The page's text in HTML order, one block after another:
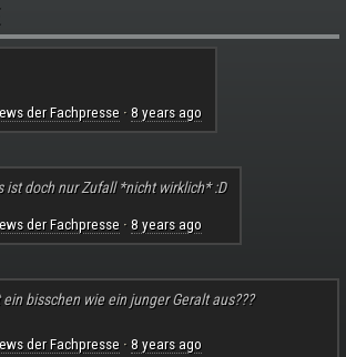
der Fachpresse· 8 years ago
ist doch nur Zufall *nicht wirklich* :D
der Fachpresse· 8 years ago
bisschen wie ein junger Geralt aus???
der Fachpresse· 8 years ago